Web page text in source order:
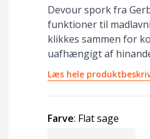
Devour spork fra
funktioner til
klikkes sammen for
uafhængigt af
Læs hele
Farve: Flat sage